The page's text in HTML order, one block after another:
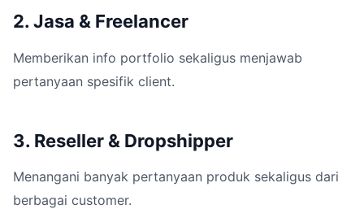
2. Jasa & Freelancer
Memberikan info portfolio sekaligus menjawab
pertanyaan spesifik client.
3. Reseller & Dropshipper
Menangani banyak pertanyaan produk sekaligus dari
berbagai customer.